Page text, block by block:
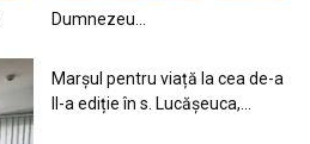
Dumnezeu…
Marșul pentru viață la cea de-a
II-a ediție în s. Lucășeuca,...